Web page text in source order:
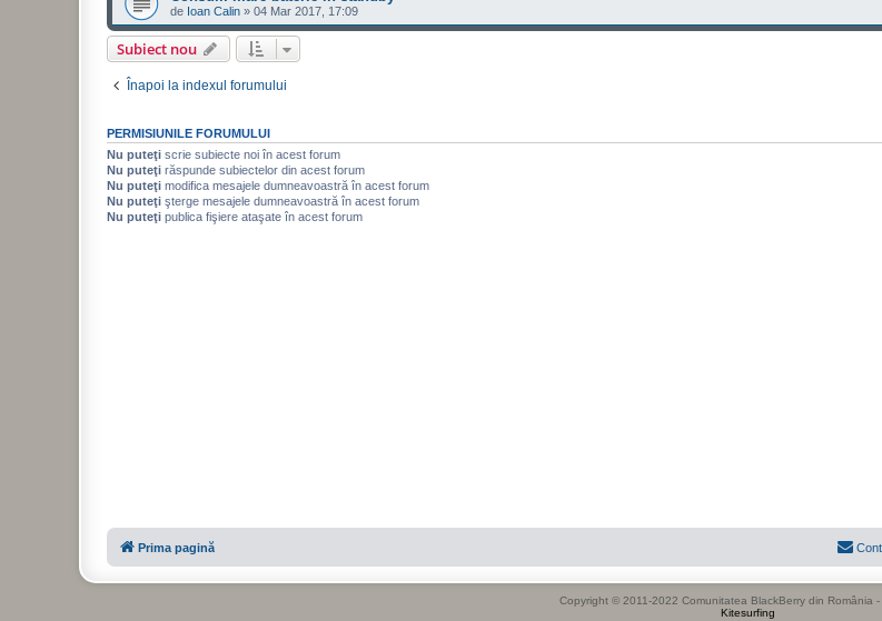
de Ioan Calin » 04 Mar 2017, 17:09
Subiect nou
Înapoi la indexul forumului
PERMISIUNILE FORUMULUI
Nu puteţi scrie subiecte noi în acest forum
Nu puteţi răspunde subiectelor din acest forum
Nu puteţi modifica mesajele dumneavoastră în acest forum
Nu puteţi şterge mesajele dumneavoastră în acest forum
Nu puteţi publica fişiere ataşate în acest forum
Prima pagină
Copyright © 2011-2022 Comunitatea BlackBerry din România -
Kitesurfing